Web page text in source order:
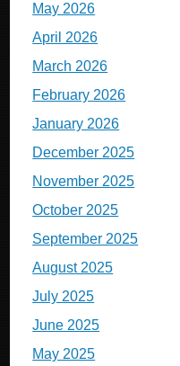
May 2026
April 2026
March 2026
February 2026
January 2026
December 2025
November 2025
October 2025
September 2025
August 2025
July 2025
June 2025
May 2025